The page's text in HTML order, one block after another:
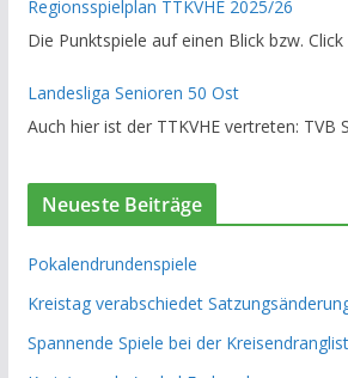
Regionsspielplan TTKVHE 2025/26
Die Punktspiele auf einen Blick bzw. Click
Landesliga Senioren 50 Ost
Auch hier ist der TTKVHE vertreten: TVB
Neueste Beiträge
Pokalendrundenspiele
Kreistag verabschiedet
Spannende Spiele bei der